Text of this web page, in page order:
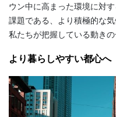
ウン中に高まった環境に対
課題である、より積極的な
私たちが把握している動きの
より暮らしやすい都心へ